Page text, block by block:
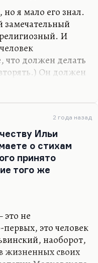
я мало его знал.
И
что должен делать
Он должен
так и в
чувствовать,
спросил, есть
Богом. Он сказал:
то даже не
диалога со
очень
2 года назад
Ильи
о стихам
принято
того же
не
это человек
наоборот,
жизненных своих